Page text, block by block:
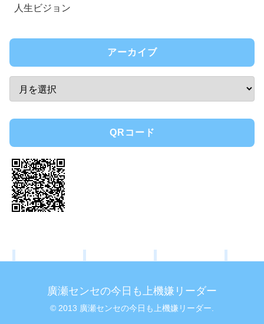
人生ビジョン
アーカイブ
QRコード
廣瀬センセの今日も上機嫌リーダー
© 2013 廣瀬センセの今日も上機嫌リーダー.